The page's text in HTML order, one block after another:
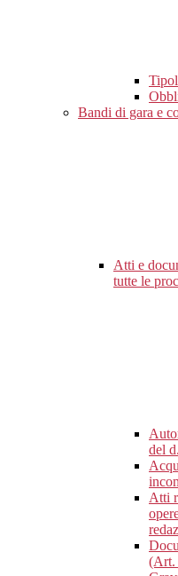
Bandi di gara e
Atti e
tutte le
del
Atti
(Art.